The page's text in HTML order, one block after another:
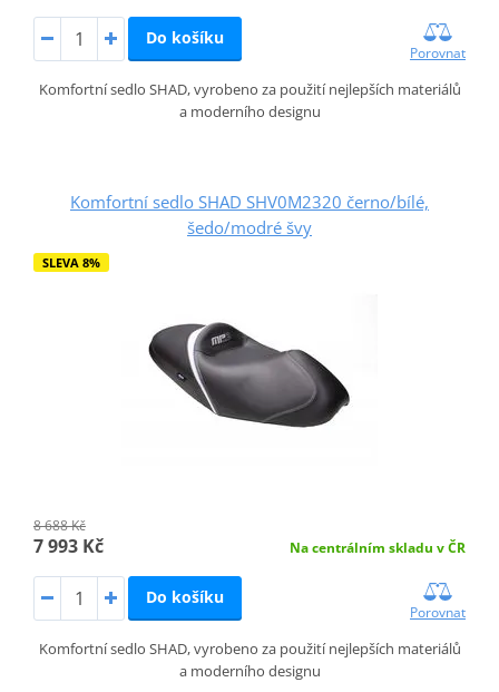
Do košíku
Porovnat
Komfortní sedlo SHAD, vyrobeno za použití nejlepších materiálů
a moderního designu
Komfortní sedlo SHAD SHV0M2320 černo/bílé,
šedo/modré švy
SLEVA 8%
8 688 Kč
7 993 Kč Na centrálním skladu v ČR
Do košíku
Porovnat
Komfortní sedlo SHAD, vyrobeno za použití nejlepších materiálů
a moderního designu